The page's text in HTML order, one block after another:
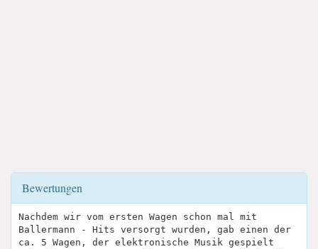
Bewertungen
Nachdem wir vom ersten Wagen schon mal mit
Ballermann - Hits versorgt wurden, gab einen der
ca. 5 Wagen, der elektronische Musik gespielt